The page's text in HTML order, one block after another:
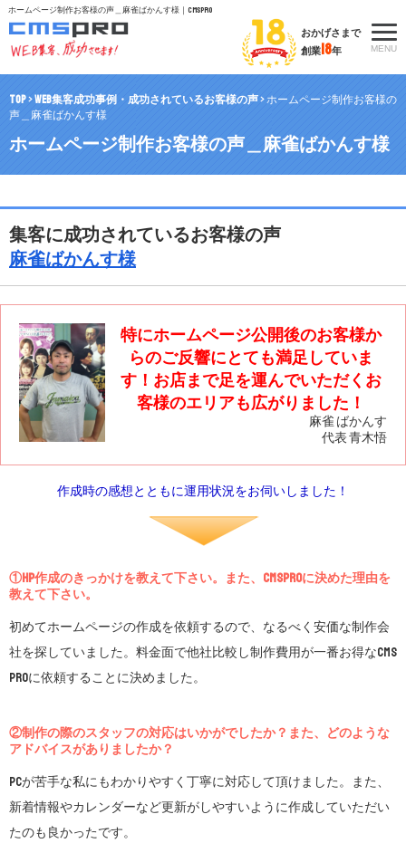
ホームページ制作お客様の声＿麻雀ばかんす様｜CMSpro
おかげさまで
創業18年 MENU
TOP>WEB集客成功事例・成功されているお客様の声>ホームページ制作お客様の
声＿麻雀ばかんす様
ホームページ制作お客様の声＿麻雀ばかんす様
集客に成功されているお客様の声
麻雀ばかんす様
特にホームページ公開後のお客様か
らのご反響にとても満足していま
す！お店まで足を運んでいただくお
客様のエリアも広がりました！
麻雀 ばかんす
代表 青木悟
作成時の感想とともに運用状況をお伺いしました！
①HP作成のきっかけを教えて下さい。また、CMSproに決めた理由を
教えて下さい。
初めてホームページの作成を依頼するので、なるべく安価な制作会
社を探していました。料金面で他社比較し制作費用が一番お得なCMS
proに依頼することに決めました。
②制作の際のスタッフの対応はいかがでしたか？また、どのような
アドバイスがありましたか？
PCが苦手な私にもわかりやすく丁寧に対応して頂けました。また、
新着情報やカレンダーなど更新がしやすいように作成していただい
たのも良かったです。